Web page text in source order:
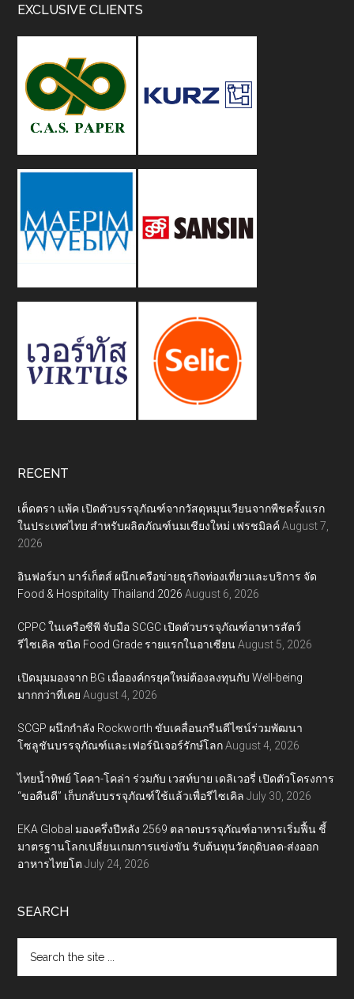
Footer
EXCLUSIVE CLIENTS
RECENT
เต็ดตรา แพ้ค เปิดตัวบรรจุภัณฑ์จากวัสดุหมุนเวียนจากพืชครั้งแรก
ในประเทศไทย สำหรับผลิตภัณฑ์นมเชียงใหม่ เฟรชมิลค์ August 7,
2026
อินฟอร์มา มาร์เก็ตส์ ผนึกเครือข่ายธุรกิจท่องเที่ยวและบริการ จัด
Food & Hospitality Thailand 2026 August 6, 2026
CPPC ในเครือซีพี จับมือ SCGC เปิดตัวบรรจุภัณฑ์อาหารสัตว์
รีไซเคิล ชนิด Food Grade รายแรกในอาเซียน August 5, 2026
เปิดมุมมองจาก BG เมื่อองค์กรยุคใหม่ต้องลงทุนกับ Well-being
มากกว่าที่เคย August 4, 2026
SCGP ผนึกกำลัง Rockworth ขับเคลื่อนกรีนดีไซน์ร่วมพัฒนา
โซลูชันบรรจุภัณฑ์และเฟอร์นิเจอร์รักษ์โลก August 4, 2026
ไทยน้ำทิพย์ โคคา-โคล่า ร่วมกับ เวสท์บาย เดลิเวอรี่ เปิดตัวโครงการ
“ขอคืนดี” เก็บกลับบรรจุภัณฑ์ใช้แล้วเพื่อรีไซเคิล July 30, 2026
EKA Global มองครึ่งปีหลัง 2569 ตลาดบรรจุภัณฑ์อาหารเริ่มฟื้น ชี้
มาตรฐานโลกเปลี่ยนเกมการแข่งขัน รับต้นทุนวัตถุดิบลด-ส่งออก
อาหารไทยโต July 24, 2026
SEARCH
the